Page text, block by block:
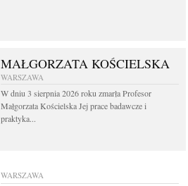
MAŁGORZATA KOŚCIELSKA
WARSZAWA
W dniu 3 sierpnia 2026 roku zmarła Profesor
Małgorzata Kościelska Jej prace badawcze i
praktyka...
WARSZAWA